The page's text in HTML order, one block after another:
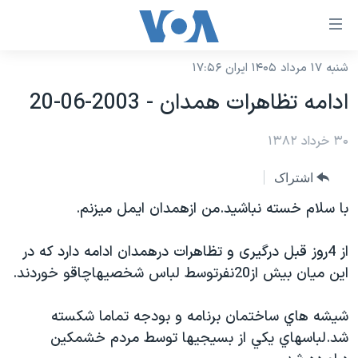
لینکهای
دسترسی
جهش
محتوای
جهش
به
اصلی
جهش
جستجو
نسخه سبک وب‌سایت
موضوع ها
ایران
آمریکا
ورزشی
ویژه برنامه‌ها
ویدیوها
برنامه های تلویزیونی
جدول برنامه ها
جام جهانی ۲۰۲۶
۲۵۰سالگی آمریکا
بایگانی برنامه‌های تلویزیونی
فرکانس‌های صدای آمریکا
پخش رادیویی
یادگیری زبان انگلیسی
شنبه ۱۷ مرداد ۱۴۰۵ ایران ۱۷:۵۶
ادامه تظاهرات همدان - 2003-06-20
۳۰ خرداد ۱۳۸۲
اشتراک
با سلام خسته نباشيد.من ازهمدان ايمل ميزنم.
از 4روز قبل درگيری و تظاهرات درهمدان ادامه دارد كه در
اين ميان بيش از20نفرتوسط لباس شخصيهاچاقو خوردند.
شيشه هاي ساختمان برنامه و بودجه تماما شكسته
شد.لباسهاي يكي از بسيجيها توسط مردم خشمكين